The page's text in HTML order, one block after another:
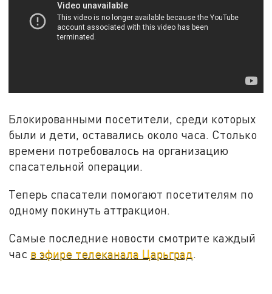
Блокированными посетители, среди которых
были и дети, оставались около часа. Столько
времени потребовалось на организацию
спасательной операции.
Теперь спасатели помогают посетителям по
одному покинуть аттракцион.
Самые последние новости смотрите каждый
час в эфире телеканала Царьград.